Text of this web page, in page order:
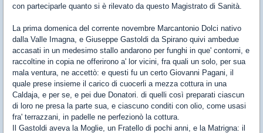
con parteciparle quanto si è rilevato da questo Magistrato di Sanità.
La prima domenica del corrente novembre Marcantonio Dolci nativo
dalla Valle Imagna, e Giuseppe Gastoldi da Spirano quivi ambedue
accasati in un medesimo stallo andarono per funghi in que' contorni, e
raccoltine in copia ne offerirono a' lor vicini, fra quali un solo, per sua
mala ventura, ne accettò: e questi fu un certo Giovanni Pagani, il
quale prese insieme il carico di cuocerli a mezza cottura in una
Caldaja, e per se, e pei due Donatori. di quelli così preparati ciascun
di loro ne presa la parte sua, e ciascuno conditi con olio, come usasi
fra' terrazzani, in padelle ne perfezionò la cottura.
Il Gastoldi aveva la Moglie, un Fratello di pochi anni, e la Matrigna: il